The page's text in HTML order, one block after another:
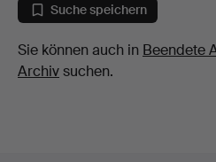
Suche speichern
Sie können auch in Beendete
Archivsuchen.